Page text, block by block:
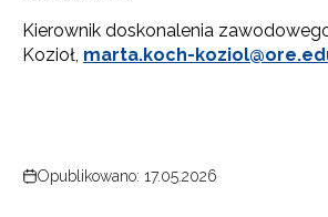
Kierownik doskonalenia
Kozioł, marta.koch-
Opublikowano: 17.05.2026